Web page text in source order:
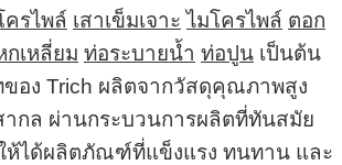
ครไพล์ เสาเข็มเจาะ ไมโครไพล์ ตอก
กเหลี่ยม ท่อระบายน้ำ ท่อปูน เป็นต้น
ของ Trich ผลิตจากวัสดุคุณภาพสูง
ากล ผ่านกระบวนการผลิตที่ทันสมัย
ห้ได้ผลิตภัณฑ์ที่แข็งแรง ทนทาน และ